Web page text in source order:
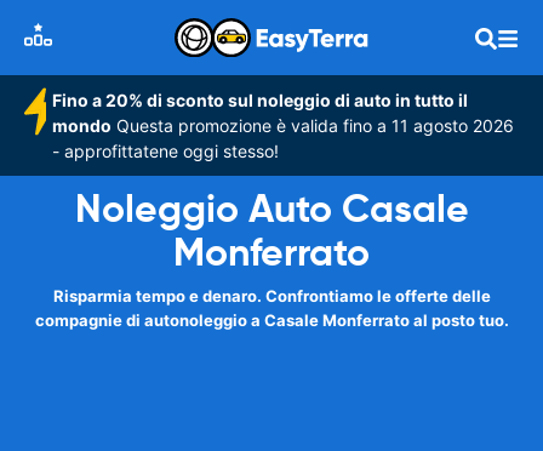
Fino a 20% di sconto sul noleggio di auto in tutto il
mondo Questa promozione è valida fino a 11 agosto 2026
- approfittatene oggi stesso!
Noleggio Auto Casale
Monferrato
Risparmia tempo e denaro. Confrontiamo le offerte delle
compagnie di autonoleggio a Casale Monferrato al posto tuo.